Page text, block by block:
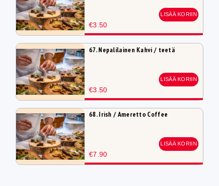
€3.50
LISÄÄ KORIIN
67. Nepalilainen Kahvi / teetä
€3.50
LISÄÄ KORIIN
68. Irish / Ameretto Coffee
€7.90
LISÄÄ KORIIN